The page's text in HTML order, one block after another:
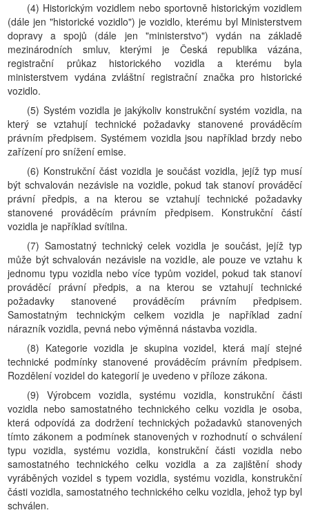
(4) Historickým vozidlem nebo sportovně historickým vozidlem
(dále jen "historické vozidlo") je vozidlo, kterému byl Ministerstvem
dopravy a spojů (dále jen "ministerstvo") vydán na základě
mezinárodních smluv, kterými je Česká republika vázána,
registrační průkaz historického vozidla a kterému byla
ministerstvem vydána zvláštní registrační značka pro historické
vozidlo.
(5) Systém vozidla je jakýkoliv konstrukční systém vozidla, na
který se vztahují technické požadavky stanovené prováděcím
právním předpisem. Systémem vozidla jsou například brzdy nebo
zařízení pro snížení emise.
(6) Konstrukční část vozidla je součást vozidla, jejíž typ musí
být schvalován nezávisle na vozidle, pokud tak stanoví prováděcí
právní předpis, a na kterou se vztahují technické požadavky
stanovené prováděcím právním předpisem. Konstrukční částí
vozidla je například svítilna.
(7) Samostatný technický celek vozidla je součást, jejíž typ
může být schvalován nezávisle na vozidle, ale pouze ve vztahu k
jednomu typu vozidla nebo více typům vozidel, pokud tak stanoví
prováděcí právní předpis, a na kterou se vztahují technické
požadavky stanovené prováděcím právním předpisem.
Samostatným technickým celkem vozidla je například zadní
nárazník vozidla, pevná nebo výměnná nástavba vozidla.
(8) Kategorie vozidla je skupina vozidel, která mají stejné
technické podmínky stanovené prováděcím právním předpisem.
Rozdělení vozidel do kategorií je uvedeno v příloze zákona.
(9) Výrobcem vozidla, systému vozidla, konstrukční části
vozidla nebo samostatného technického celku vozidla je osoba,
která odpovídá za dodržení technických požadavků stanovených
tímto zákonem a podmínek stanovených v rozhodnutí o schválení
typu vozidla, systému vozidla, konstrukční části vozidla nebo
samostatného technického celku vozidla a za zajištění shody
vyráběných vozidel s typem vozidla, systému vozidla, konstrukční
části vozidla, samostatného technického celku vozidla, jehož typ byl
schválen.